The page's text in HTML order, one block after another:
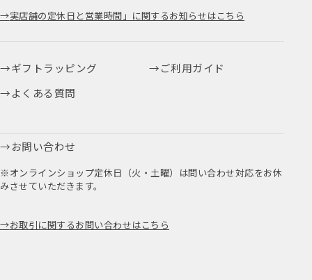
実店舗の定休日と営業時間」に関するお知らせはこちら
ギフトラッピング
ご利用ガイド
よくある質問
お問い合わせ
※オンラインショップ定休日（火・土曜）は問い合わせ対応をお休
みさせていただきます。
お取引に関するお問い合わせはこちら